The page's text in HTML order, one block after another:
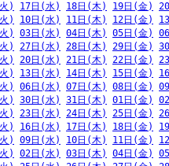
) 17日(水) 18日(木) 19日(金)
) 10日(水) 11日(木) 12日(金)
) 03日(水) 04日(木) 05日(金)
) 27日(水) 28日(木) 29日(金)
) 20日(水) 21日(木) 22日(金)
) 13日(水) 14日(木) 15日(金)
) 06日(水) 07日(木) 08日(金)
) 30日(水) 31日(木) 01日(金)
) 23日(水) 24日(木) 25日(金)
) 16日(水) 17日(木) 18日(金)
) 09日(水) 10日(木) 11日(金)
) 02日(水) 03日(木) 04日(金)